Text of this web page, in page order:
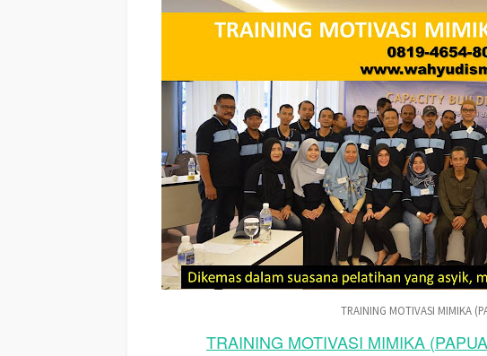
TRAINING MOTIVASI MIMIKA
TRAINING MOTIVASI MIMIKA